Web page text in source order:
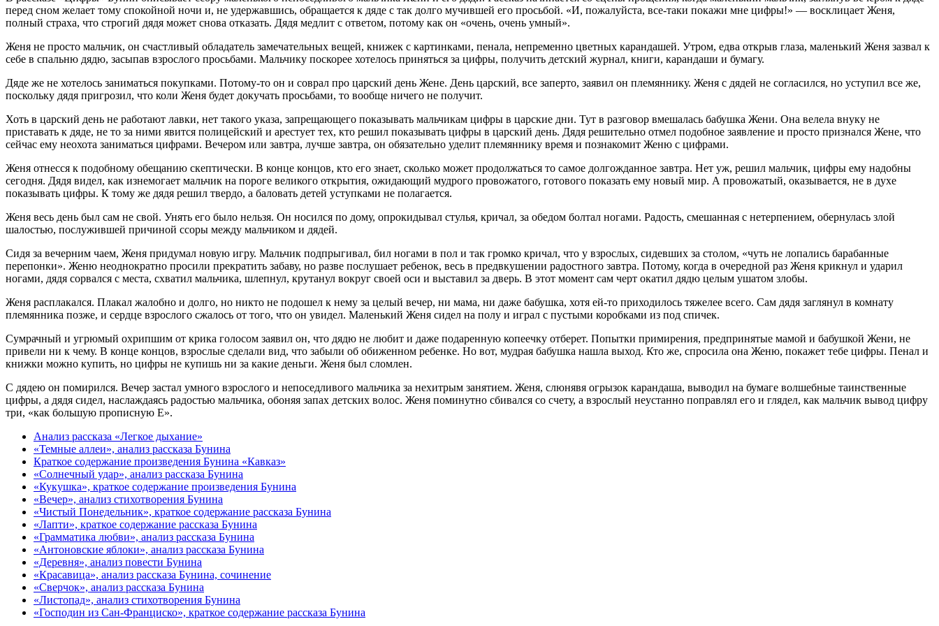
перед сном желает тому спокойной ночи и, не удержавшись, обращается к дяде с так долго мучившей его просьбой. «И, пожалуйста, все-таки покажи мне цифры!» — восклицает Женя,
полный страха, что строгий дядя может снова отказать. Дядя медлит с ответом, потому как он «очень, очень умный».
Женя не просто мальчик, он счастливый обладатель замечательных вещей, книжек с картинками, пенала, непременно цветных карандашей. Утром, едва открыв глаза, маленький Женя зазвал к
себе в спальню дядю, засыпав взрослого просьбами. Мальчику поскорее хотелось приняться за цифры, получить детский журнал, книги, карандаши и бумагу.
Дяде же не хотелось заниматься покупками. Потому-то он и соврал про царский день Жене. День царский, все заперто, заявил он племяннику. Женя с дядей не согласился, но уступил все же,
поскольку дядя пригрозил, что коли Женя будет докучать просьбами, то вообще ничего не получит.
Хоть в царский день не работают лавки, нет такого указа, запрещающего показывать мальчикам цифры в царские дни. Тут в разговор вмешалась бабушка Жени. Она велела внуку не
приставать к дяде, не то за ними явится полицейский и арестует тех, кто решил показывать цифры в царский день. Дядя решительно отмел подобное заявление и просто признался Жене, что
сейчас ему неохота заниматься цифрами. Вечером или завтра, лучше завтра, он обязательно уделит племяннику время и познакомит Женю с цифрами.
Женя отнесся к подобному обещанию скептически. В конце концов, кто его знает, сколько может продолжаться то самое долгожданное завтра. Нет уж, решил мальчик, цифры ему надобны
сегодня. Дядя видел, как изнемогает мальчик на пороге великого открытия, ожидающий мудрого провожатого, готового показать ему новый мир. А провожатый, оказывается, не в духе
показывать цифры. К тому же дядя решил твердо, а баловать детей уступками не полагается.
Женя весь день был сам не свой. Унять его было нельзя. Он носился по дому, опрокидывал стулья, кричал, за обедом болтал ногами. Радость, смешанная с нетерпением, обернулась злой
шалостью, послужившей причиной ссоры между мальчиком и дядей.
Сидя за вечерним чаем, Женя придумал новую игру. Мальчик подпрыгивал, бил ногами в пол и так громко кричал, что у взрослых, сидевших за столом, «чуть не лопались барабанные
перепонки». Женю неоднократно просили прекратить забаву, но разве послушает ребенок, весь в предвкушении радостного завтра. Потому, когда в очередной раз Женя крикнул и ударил
ногами, дядя сорвался с места, схватил мальчика, шлепнул, крутанул вокруг своей оси и выставил за дверь. В этот момент сам черт окатил дядю целым ушатом злобы.
Женя расплакался. Плакал жалобно и долго, но никто не подошел к нему за целый вечер, ни мама, ни даже бабушка, хотя ей-то приходилось тяжелее всего. Сам дядя заглянул в комнату
племянника позже, и сердце взрослого сжалось от того, что он увидел. Маленький Женя сидел на полу и играл с пустыми коробками из под спичек.
Сумрачный и угрюмый охрипшим от крика голосом заявил он, что дядю не любит и даже подаренную копеечку отберет. Попытки примирения, предпринятые мамой и бабушкой Жени, не
привели ни к чему. В конце концов, взрослые сделали вид, что забыли об обиженном ребенке. Но вот, мудрая бабушка нашла выход. Кто же, спросила она Женю, покажет тебе цифры. Пенал и
книжки можно купить, но цифры не купишь ни за какие деньги. Женя был сломлен.
С дядею он помирился. Вечер застал умного взрослого и непоседливого мальчика за нехитрым занятием. Женя, слюнявя огрызок карандаша, выводил на бумаге волшебные таинственные
цифры, а дядя сидел, наслаждаясь радостью мальчика, обоняя запах детских волос. Женя поминутно сбивался со счету, а взрослый неустанно поправлял его и глядел, как мальчик вывод цифру
три, «как большую прописную Е».
Анализ рассказа «Легкое дыхание»
«Темные аллеи», анализ рассказа Бунина
Краткое содержание произведения Бунина «Кавказ»
«Солнечный удар», анализ рассказа Бунина
«Кукушка», краткое содержание произведения Бунина
«Вечер», анализ стихотворения Бунина
«Чистый Понедельник», краткое содержание рассказа Бунина
«Лапти», краткое содержание рассказа Бунина
«Грамматика любви», анализ рассказа Бунина
«Антоновские яблоки», анализ рассказа Бунина
«Деревня», анализ повести Бунина
«Красавица», анализ рассказа Бунина, сочинение
«Сверчок», анализ рассказа Бунина
«Листопад», анализ стихотворения Бунина
«Господин из Сан-Франциско», краткое содержание рассказа Бунина